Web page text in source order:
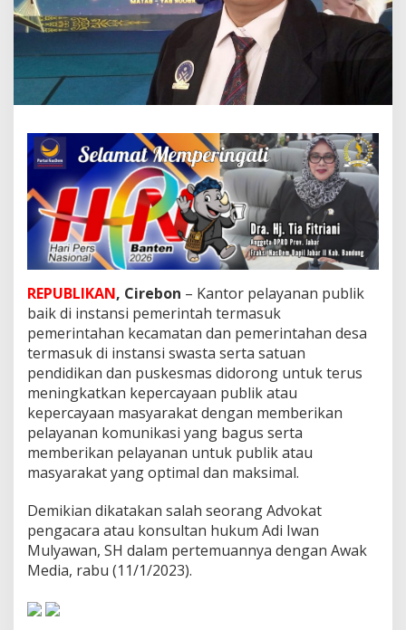
r
u
a
k
n
n
d
i
k
a
o
r
P
n
t
i
n
K
i
n
e
r
j
a
i
E
r
a
K
REPUBLIKAN, Cirebon – Kantor pelayanan publik
baik di instansi pemerintah termasuk
pemerintahan kecamatan dan pemerintahan desa
termasuk di instansi swasta serta satuan
pendidikan dan puskesmas didorong untuk terus
meningkatkan kepercayaan publik atau
kepercayaan masyarakat dengan memberikan
pelayanan komunikasi yang bagus serta
memberikan pelayanan untuk publik atau
masyarakat yang optimal dan maksimal.
Demikian dikatakan salah seorang Advokat
pengacara atau konsultan hukum Adi Iwan
Mulyawan, SH dalam pertemuannya dengan Awak
Media, rabu (11/1/2023).